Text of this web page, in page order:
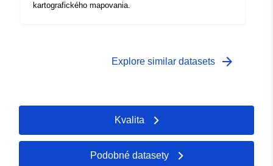
kartografického mapovania.
Explore similar datasets arrow_forward
Kvalita
Podobné datasety